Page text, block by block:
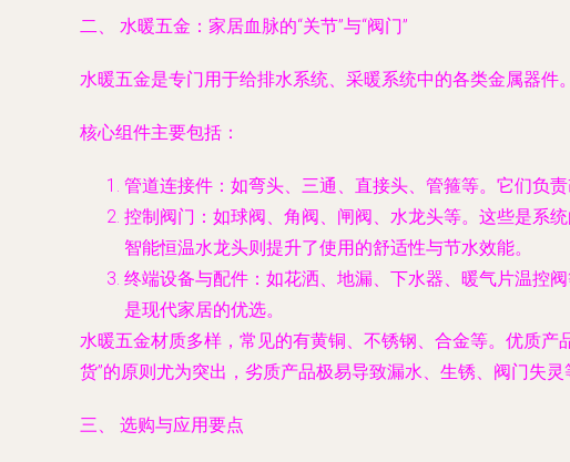
二、 水暖五金：家居血脉的“关节”与“阀门”
水暖五金是专门用于给排水系统、采暖系统中的各类金属器件
核心组件主要包括：
管道连接件：如弯头、三通、直接头、管箍等。它们负
控制阀门：如球阀、角阀、闸阀、水龙头等。这些是系
智能恒温水龙头则提升了使用的舒适性与节水效能。
终端设备与配件：如花洒、地漏、下水器、暖气片温控
是现代家居的优选。
水暖五金材质多样，常见的有黄铜、不锈钢、合金等。优质
货”的原则尤为突出，劣质产品极易导致漏水、生锈、阀门失灵
三、 选购与应用要点